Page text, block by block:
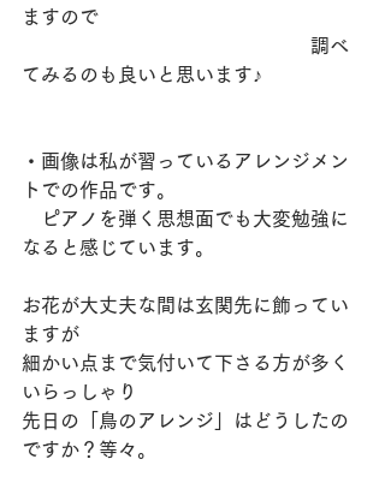
ますので
調べ
てみるのも良いと思います♪
・画像は私が習っているアレンジメン
トでの作品です。
ピアノを弾く思想面でも大変勉強に
なると感じています。
お花が大丈夫な間は玄関先に飾ってい
ますが
細かい点まで気付いて下さる方が多く
いらっしゃり
先日の「鳥のアレンジ」はどうしたの
ですか？等々。